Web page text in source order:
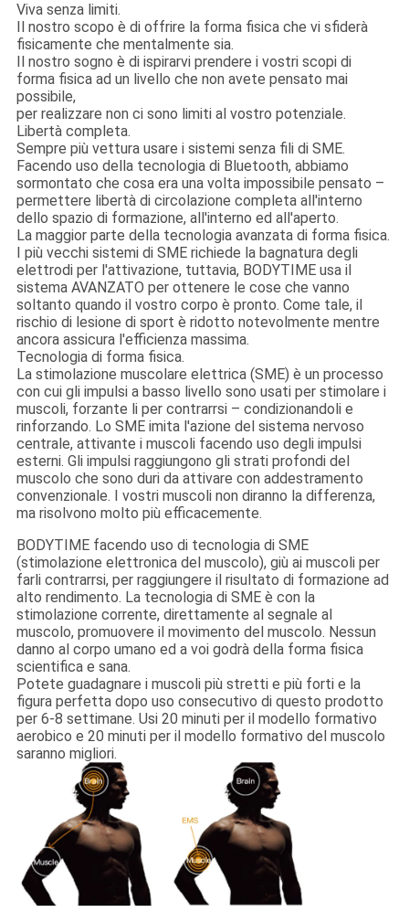
Viva senza limiti.
Il nostro scopo è di offrire la forma fisica che vi sfiderà
fisicamente che mentalmente sia.
Il nostro sogno è di ispirarvi prendere i vostri scopi di
forma fisica ad un livello che non avete pensato mai
possibile,
per realizzare non ci sono limiti al vostro potenziale.
Libertà completa.
Sempre più vettura usare i sistemi senza fili di SME.
Facendo uso della tecnologia di Bluetooth, abbiamo
sormontato che cosa era una volta impossibile pensato –
permettere libertà di circolazione completa all'interno
dello spazio di formazione, all'interno ed all'aperto.
La maggior parte della tecnologia avanzata di forma fisica.
I più vecchi sistemi di SME richiede la bagnatura degli
elettrodi per l'attivazione, tuttavia, BODYTIME usa il
sistema AVANZATO per ottenere le cose che vanno
soltanto quando il vostro corpo è pronto. Come tale, il
rischio di lesione di sport è ridotto notevolmente mentre
ancora assicura l'efficienza massima.
Tecnologia di forma fisica.
La stimolazione muscolare elettrica (SME) è un processo
con cui gli impulsi a basso livello sono usati per stimolare i
muscoli, forzante li per contrarrsi – condizionandoli e
rinforzando. Lo SME imita l'azione del sistema nervoso
centrale, attivante i muscoli facendo uso degli impulsi
esterni. Gli impulsi raggiungono gli strati profondi del
muscolo che sono duri da attivare con addestramento
convenzionale. I vostri muscoli non diranno la differenza,
ma risolvono molto più efficacemente.
BODYTIME facendo uso di tecnologia di SME
(stimolazione elettronica del muscolo), giù ai muscoli per
farli contrarrsi, per raggiungere il risultato di formazione ad
alto rendimento. La tecnologia di SME è con la
stimolazione corrente, direttamente al segnale al
muscolo, promuovere il movimento del muscolo. Nessun
danno al corpo umano ed a voi godrà della forma fisica
scientifica e sana.
Potete guadagnare i muscoli più stretti e più forti e la
figura perfetta dopo uso consecutivo di questo prodotto
per 6-8 settimane. Usi 20 minuti per il modello formativo
aerobico e 20 minuti per il modello formativo del muscolo
saranno migliori.